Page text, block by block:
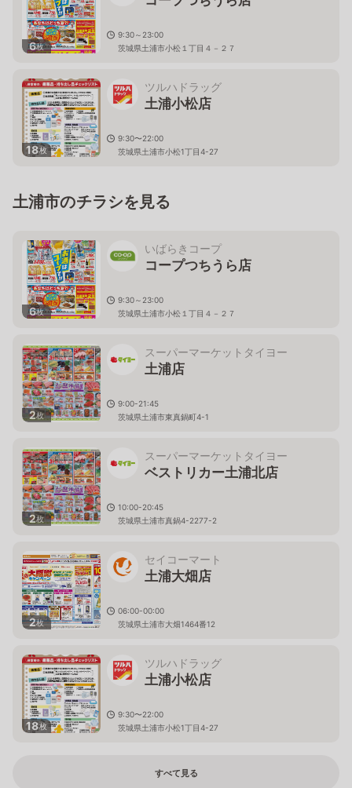
6枚
9:30～23:00
茨城県土浦市小松１丁目４－２７
18枚
ツルハドラッグ
土浦小松店
9:30〜22:00
茨城県土浦市小松1丁目4-27
土浦市のチラシを見る
6枚
いばらきコープ
コープつちうら店
9:30～23:00
茨城県土浦市小松１丁目４－２７
2枚
スーパーマーケットタイヨー
土浦店
9:00-21:45
茨城県土浦市東真鍋町4-1
2枚
スーパーマーケットタイヨー
ベストリカー土浦北店
10:00-20:45
茨城県土浦市真鍋4-2277-2
2枚
セイコーマート
土浦大畑店
06:00-00:00
茨城県土浦市大畑1464番12
18枚
ツルハドラッグ
土浦小松店
9:30〜22:00
茨城県土浦市小松1丁目4-27
すべて見る